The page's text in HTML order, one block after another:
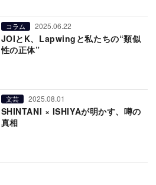
コラム 2025.06.22
JOIとK、Lapwingと私たちの“類似
性の正体”
文芸 2025.08.01
SHINTANI × ISHIYAが明かす、噂の
真相